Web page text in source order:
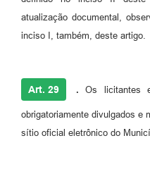
atualização documental,
inciso I, também, deste artigo.
Art. 29 . Os licitantes
obrigatoriamente divulgados e
sítio oficial eletrônico do